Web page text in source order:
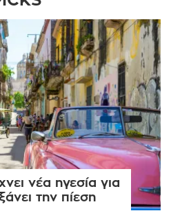
νέα ηγεσία για
την πίεση